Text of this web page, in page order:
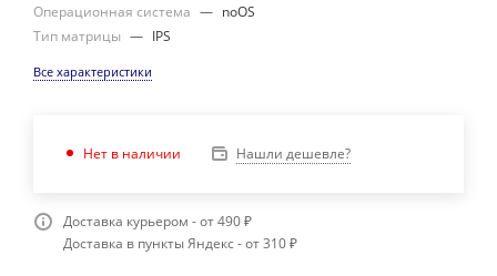
Операционная система — noOS
Тип матрицы — IPS
Все характеристики
Нет в наличии Нашли дешевле?
Доставка курьером - от 490 ₽
Доставка в пункты Яндекс - от 310 ₽